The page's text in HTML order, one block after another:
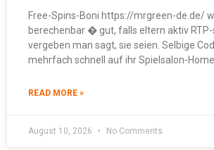
Free-Spins-Boni https://mrgreen-de.de/
berechenbar � gut, falls eltern aktiv
vergeben man sagt, sie seien. Selbige
mehrfach schnell auf ihr Spielsalon-
READ MORE »
August 10, 2026 No Comments